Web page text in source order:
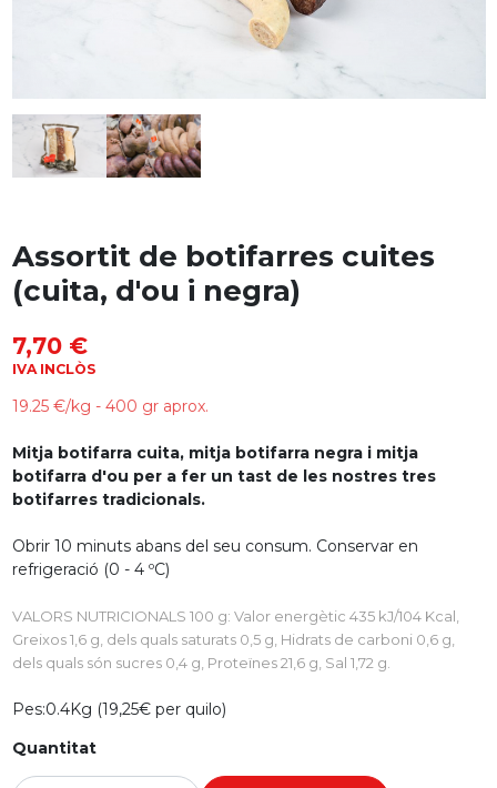
Assortit de botifarres cuites
(cuita, d'ou i negra)
7,70 €
IVA INCLÒS
19.25 €/kg - 400 gr aprox.
Mitja botifarra cuita, mitja botifarra negra i mitja
botifarra d'ou per a fer un tast de les nostres tres
botifarres tradicionals.
Obrir 10 minuts abans del seu consum. Conservar en
refrigeració (0 - 4 ºC)
VALORS NUTRICIONALS 100 g: Valor energètic 435 kJ/104 Kcal,
Greixos 1,6 g, dels quals saturats 0,5 g, Hidrats de carboni 0,6 g,
dels quals són sucres 0,4 g, Proteïnes 21,6 g, Sal 1,72 g.
Pes:0.4Kg (19,25€ per quilo)
Quantitat